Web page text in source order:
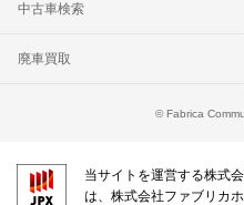
中古車検索
廃車買取
© Fabrica
当サイトを運営する株式
は、株式会社ファブリカ